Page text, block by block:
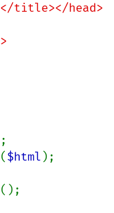
title></head>
($html );
();